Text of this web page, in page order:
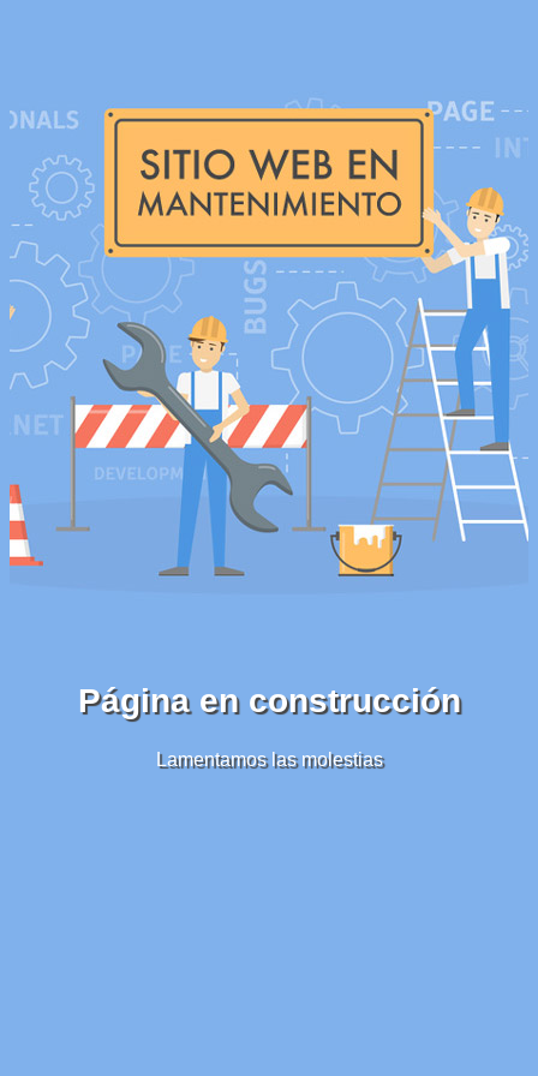
Página en construcción
Lamentamos las molestias